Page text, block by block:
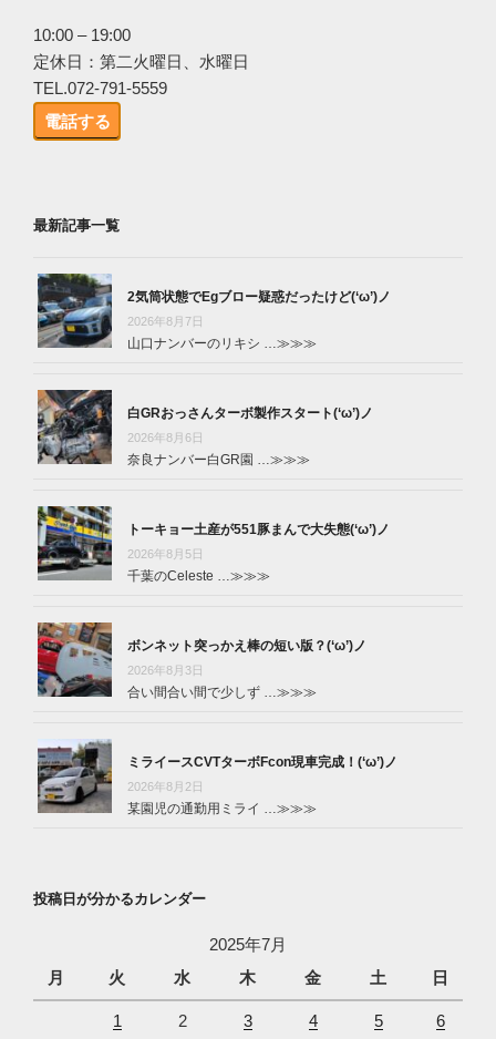
10:00 – 19:00
定休日：第二火曜日、水曜日
TEL.072-791-5559
電話する
最新記事一覧
2気筒状態でEgブロー疑惑だったけど(‘ω’)ノ
2026年8月7日
山口ナンバーのリキシ …≫≫≫
白GRおっさんターボ製作スタート(‘ω’)ノ
2026年8月6日
奈良ナンバー白GR園 …≫≫≫
トーキョー土産が551豚まんで大失態(‘ω’)ノ
2026年8月5日
千葉のCeleste …≫≫≫
ボンネット突っかえ棒の短い版？(‘ω’)ノ
2026年8月3日
合い間合い間で少しず …≫≫≫
ミライースCVTターボFcon現車完成！(‘ω’)ノ
2026年8月2日
某園児の通勤用ミライ …≫≫≫
投稿日が分かるカレンダー
2025年7月
月
火 水 木 金 土 日
1 2 3 4 5 6